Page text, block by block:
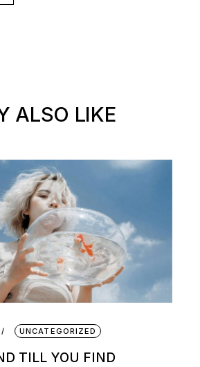
ALSO LIKE
UNCATEGORIZED
TILL YOU FIND